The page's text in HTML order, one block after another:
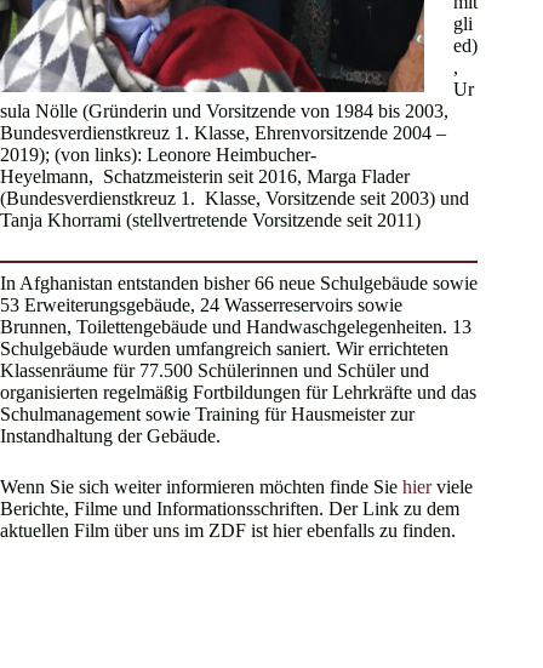
gli
ed)
,
Ur
sula Nölle (Gründerin und Vorsitzende von 1984 bis 2003,
Bundesverdienstkreuz 1. Klasse, Ehrenvorsitzende 2004 –
2019); (von links): Leonore Heimbucher-
Heyelmann, Schatzmeisterin seit 2016, Marga Flader
(Bundesverdienstkreuz 1. Klasse, Vorsitzende seit 2003) und
Tanja Khorrami (stellvertretende Vorsitzende seit 2011)
In Afghanistan entstanden bisher 66 neue Schulgebäude sowie
53 Erweiterungsgebäude, 24 Wasserreservoirs sowie
Brunnen, Toilettengebäude und Handwaschgelegenheiten. 13
Schulgebäude wurden umfangreich saniert. Wir errichteten
Klassenräume für 77.500 Schülerinnen und Schüler und
organisierten regelmäßig Fortbildungen für Lehrkräfte und das
Schulmanagement sowie Training für Hausmeister zur
Instandhaltung der Gebäude.
Wenn Sie sich weiter informieren möchten finde Sie hierviele
Berichte, Filme und Informationsschriften. Der Link zu dem
aktuellen Film über uns im ZDF ist hier ebenfalls zu finden.